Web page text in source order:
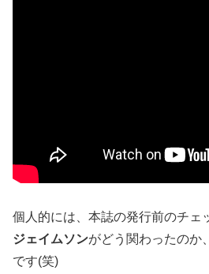
個人的には、本誌の発行前のチェ
ジェイムソンがどう関わったのか
です(笑)